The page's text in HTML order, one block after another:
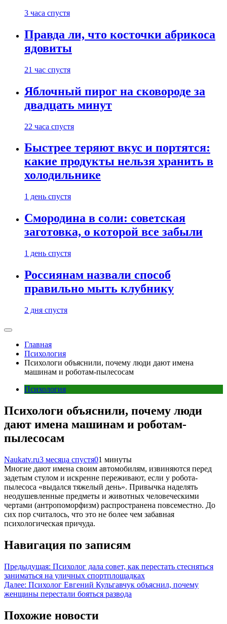
3 часа спустя
Правда ли, что косточки абрикоса
ядовиты
21 час спустя
Яблочный пирог на сковороде за
двадцать минут
22 часа спустя
Быстрее теряют вкус и портятся:
какие продукты нельзя хранить в
холодильнике
1 день спустя
Смородина в соли: советская
заготовка, о которой все забыли
1 день спустя
Россиянам назвали способ
правильно мыть клубнику
2 дня спустя
Главная
Психология
Психологи объяснили, почему люди дают имена
машинам и роботам-пылесосам
Психология
Психологи объяснили, почему люди
дают имена машинам и роботам-
пылесосам
Naukatv.ru3 месяца спустя01 минуты
Многие дают имена своим автомобилям, извиняются перед
задетым стулом и искренне переживают, если у робота-
пылесоса «выдался тяжелый день». Привычка наделять
неодушевленные предметы и животных человеческими
чертами (антропоморфизм) распространена повсеместно. До
сих пор считалось, что это не более чем забавная
психологическая причуда.
Навигация по записям
Предыдущая: Психолог дала совет, как перестать стесняться
заниматься на уличных спортплощадках
Далее: Психолог Евгений Кульгавчук объяснил, почему
женщины перестали бояться развода
Похожие новости